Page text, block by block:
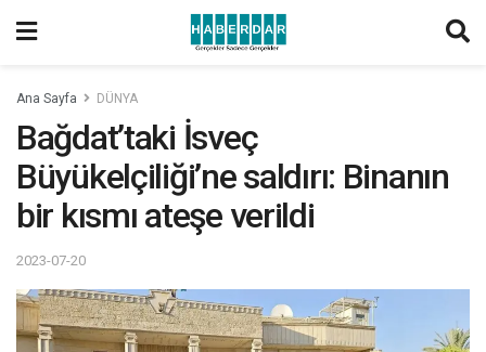
Ana Sayfa DÜNYA
Bağdat’taki İsveç
Büyükelçiliği’ne saldırı: Binanın
bir kısmı ateşe verildi
2023-07-20